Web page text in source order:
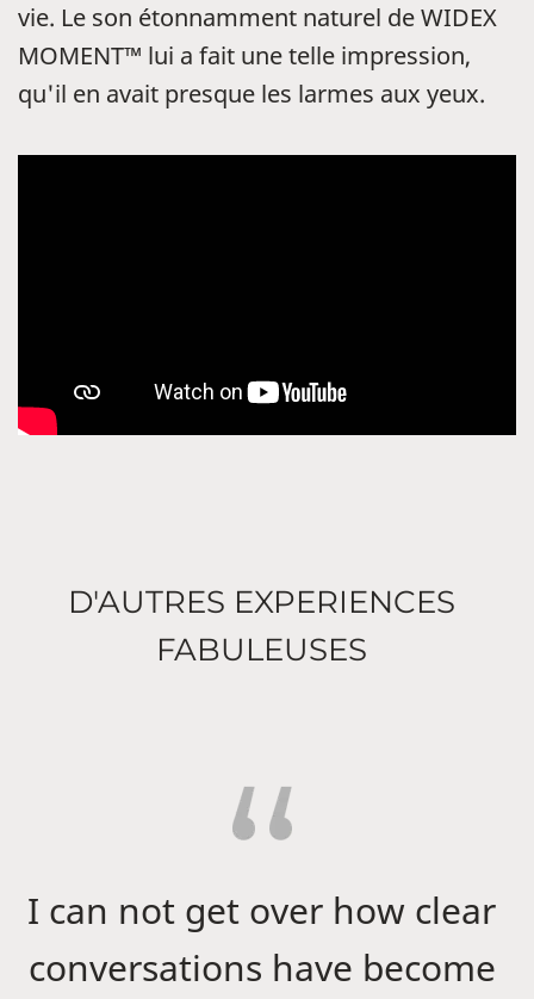
vie. Le son étonnamment naturel de WIDEX
MOMENT™ lui a fait une telle impression,
qu'il en avait presque les larmes aux yeux.
D'AUTRES EXPERIENCES
FABULEUSES
I can not get over how clear
conversations have become